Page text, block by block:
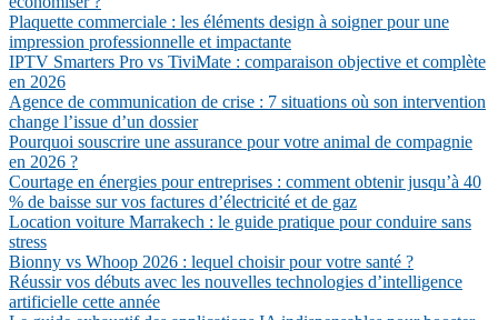
Plaquette commerciale : les éléments design à soigner pour une
impression professionnelle et impactante
IPTV Smarters Pro vs TiviMate : comparaison objective et complète
en 2026
Agence de communication de crise : 7 situations où son intervention
change l’issue d’un dossier
Pourquoi souscrire une assurance pour votre animal de compagnie
en 2026 ?
Courtage en énergies pour entreprises : comment obtenir jusqu’à 40
% de baisse sur vos factures d’électricité et de gaz
Location voiture Marrakech : le guide pratique pour conduire sans
stress
Bionny vs Whoop 2026 : lequel choisir pour votre santé ?
Réussir vos débuts avec les nouvelles technologies d’intelligence
artificielle cette année